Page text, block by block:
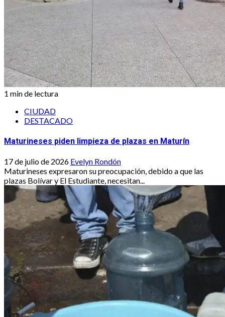
1 min de lectura
CIUDAD
DESTACADO
Maturineses piden limpieza de plazas en Maturín
17 de julio de 2026 Evelyn Rondón
Maturineses expresaron su preocupación, debido a que las
plazas Bolívar y El Estudiante, necesitan...